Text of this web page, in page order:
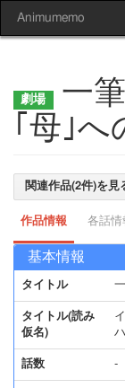
Animumemo
一
｢母｣へ
関連作品(2件)を見
作品情報 各話情
基本情報
タイトル
タイトル(読み
仮名)
話数 -